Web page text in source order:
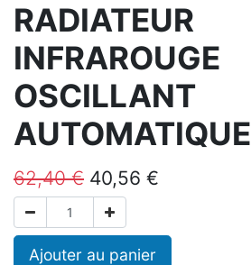
RADIATEUR
INFRAROUGE
OSCILLANT
AUTOMATIQUE
62,40€ 40,56 €
Ajouter au panier